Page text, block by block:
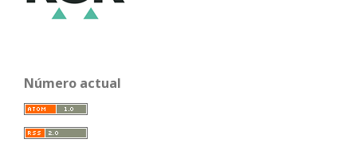
Número actual